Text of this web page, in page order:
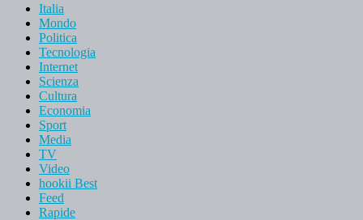
Italia
Mondo
Politica
Tecnologia
Internet
Scienza
Cultura
Economia
Sport
Media
TV
Video
hookii Best
Feed
Rapide